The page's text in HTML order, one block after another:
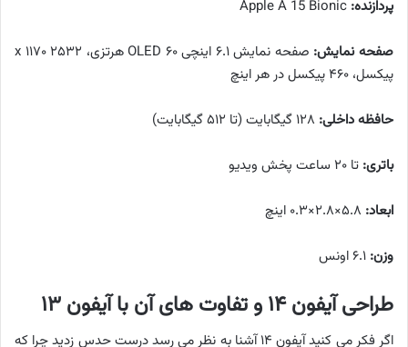
پردازنده:
صفحه نمایش:
صفحه نمایش ۶.۱ اینچی OLED ۶۰ هرتزی، ۲۵۳۲ x ۱۱۷۰
پیکسل، ۴۶۰ پیکسل در هر اینچ
حافظه داخلی:
باتری: تا ۲۰ ساعت پخش ویدیو
ابعاد:
وزن:
طراحی آیفون ۱۴ و تفاوت های آن با آیفون ۱۳
اگر فکر می کنید آیفون ۱۴ آشنا به نظر می رسد درست حدس زدید چرا که